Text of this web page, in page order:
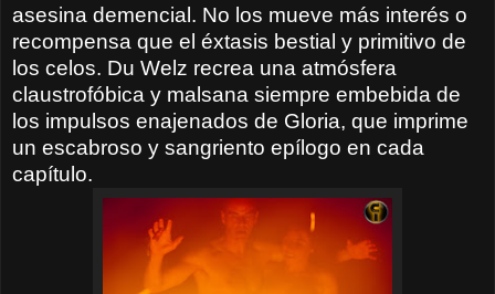
asesina demencial. No los mueve más interés o
recompensa que el éxtasis bestial y primitivo de
los celos. Du Welz recrea una atmósfera
claustrofóbica y malsana siempre embebida de
los impulsos enajenados de Gloria, que imprime
un escabroso y sangriento epílogo en cada
capítulo.